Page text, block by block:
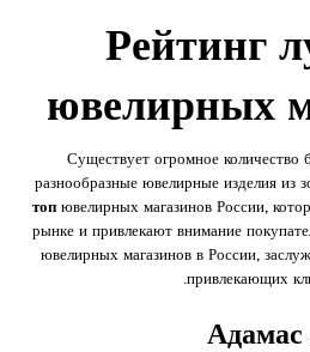
Рейтинг
ювелирных
Существует огромное количество
разнообразные ювелирные изделия из
топ ювелирных магазинов России,
рынке и привлекают внимание
ювелирных магазинов в России,
привлекающих